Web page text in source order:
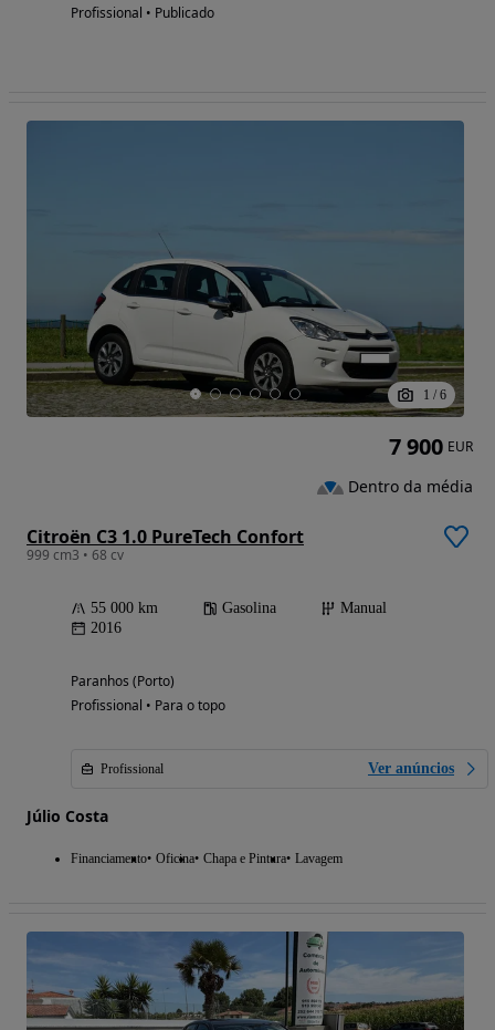
Profissional • Publicado
1 / 6
Citroën C3 1.0 PureTech Confort
999 cm3 • 68 cv
55 000 km Gasolina
Manual
2016
Paranhos (Porto)
Profissional • Para o topo
Profissional Ver anúncios
Júlio Costa
Financiamento Oficina Chapa e Pintura Lavagem
7 900 EUR
Dentro da média